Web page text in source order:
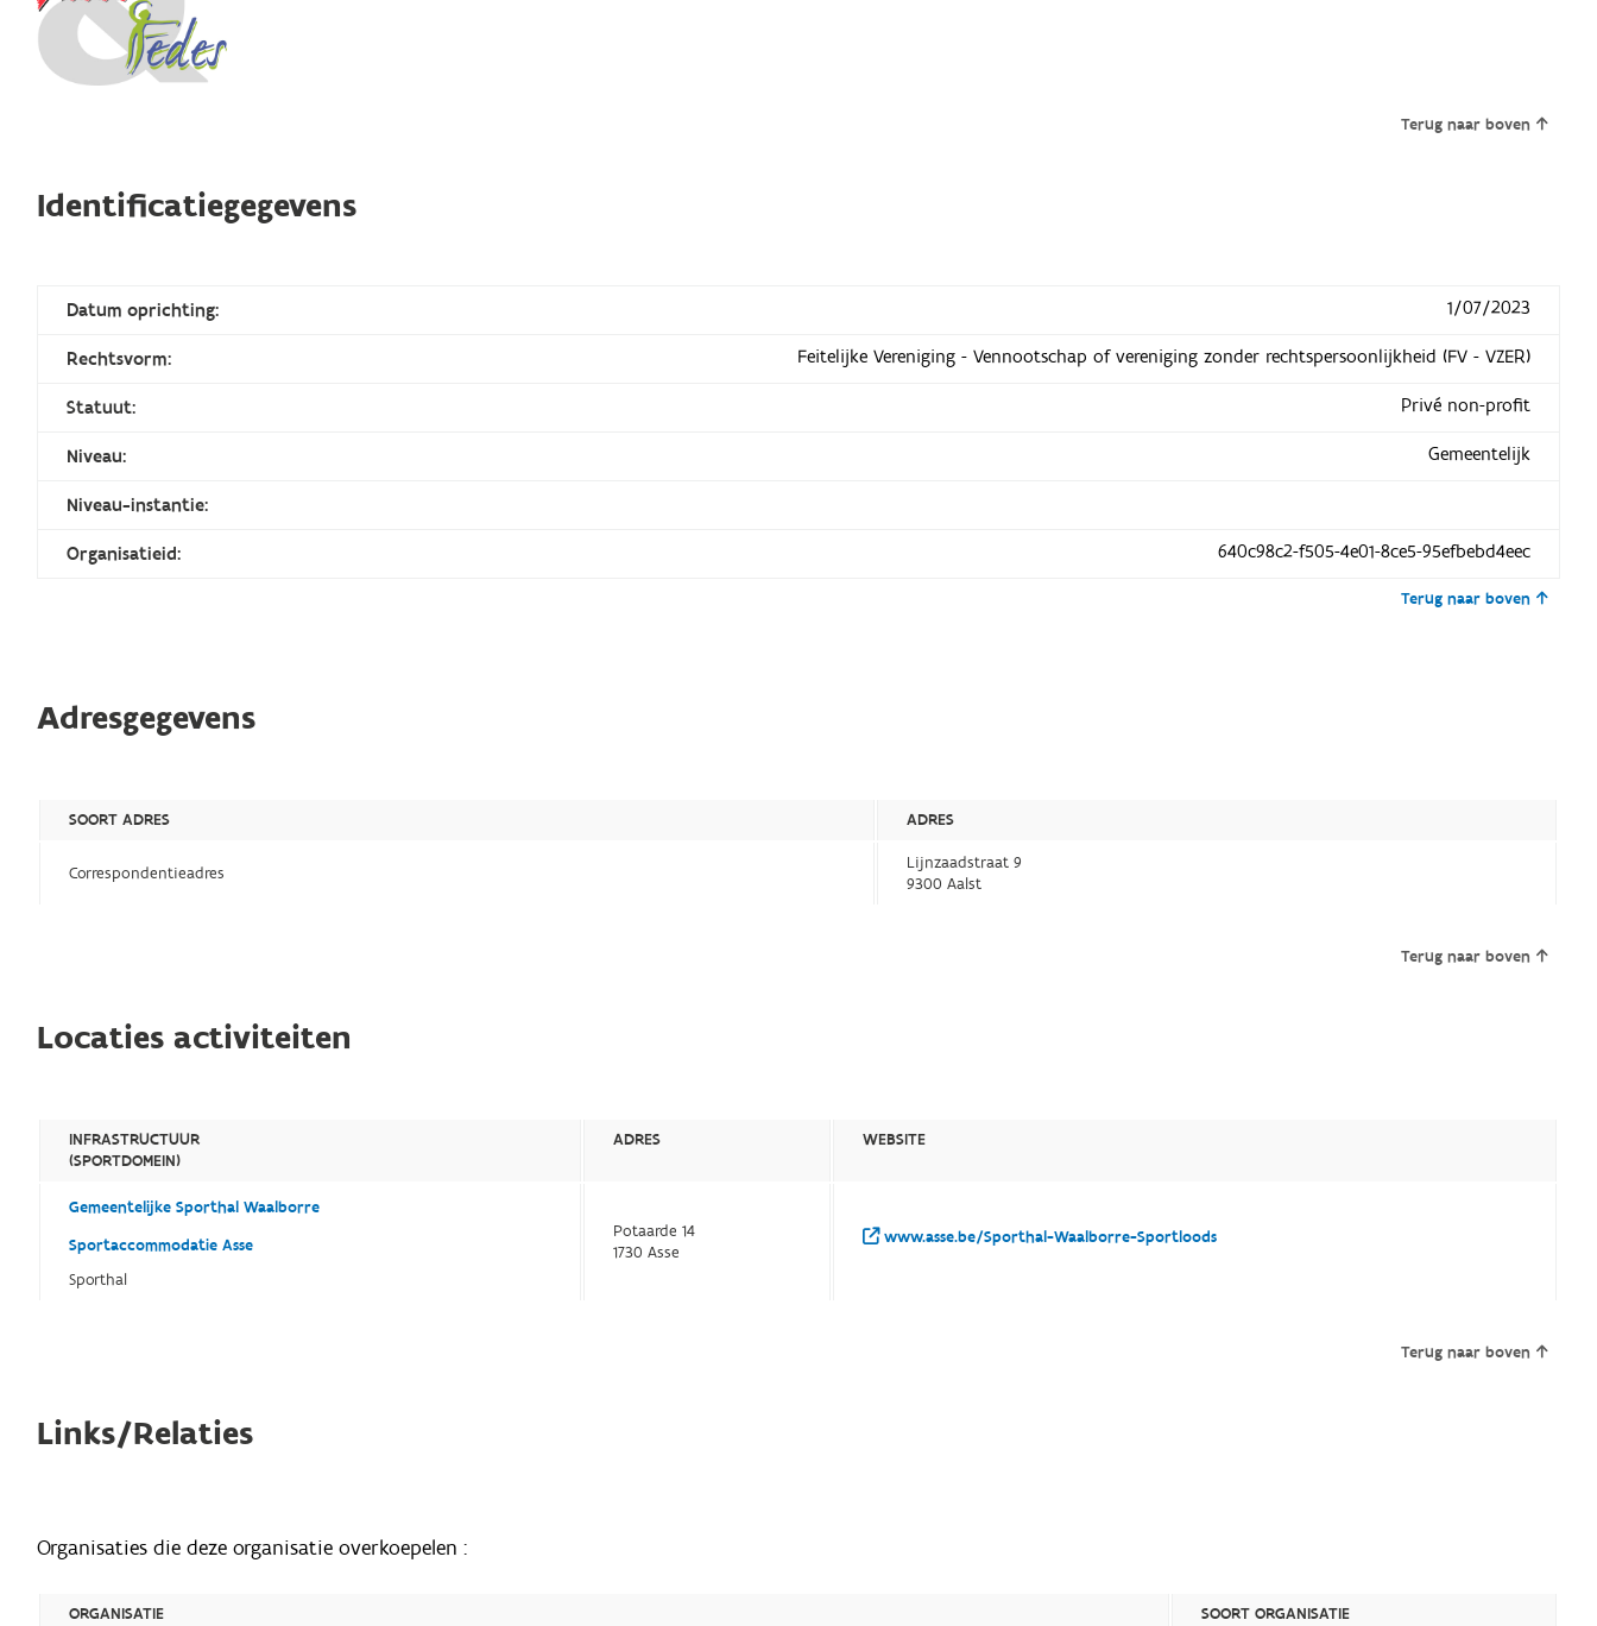
Terug naar boven
Identificatiegegevens
Datum oprichting: 1/07/2023
Rechtsvorm: Feitelijke Vereniging - Vennootschap of vereniging zonder rechtspersoonlijkheid (FV - VZER)
Statuut: Privé non-profit
Niveau: Gemeentelijk
Niveau-instantie:
Organisatieid: 640c98c2-f505-4e01-8ce5-95efbebd4eec
Terug naar boven
Adresgegevens
SOORT ADRES ADRES
Correspondentieadres
Lijnzaadstraat 9
9300 Aalst
Terug naar boven
Locaties activiteiten
INFRASTRUCTUUR
(SPORTDOMEIN)
ADRES WEBSITE
Gemeentelijke Sporthal Waalborre
Sportaccommodatie Asse
Sporthal
Potaarde 14
1730 Asse
www.asse.be/Sporthal-Waalborre-Sportloods
Terug naar boven
Links/Relaties
Organisaties die deze organisatie overkoepelen :
ORGANISATIE
SOORT ORGANISATIE